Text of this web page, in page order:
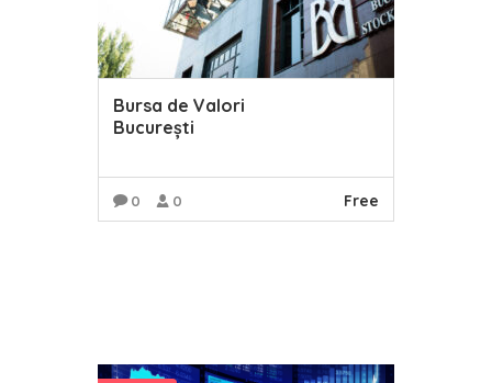
Bursa de Valori
București
0 0 Free